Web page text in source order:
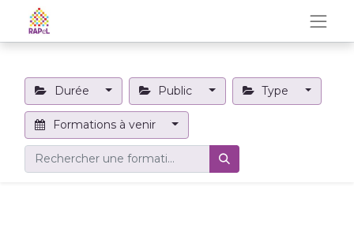
Durée Public Type
Formations à venir